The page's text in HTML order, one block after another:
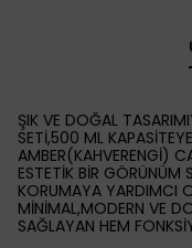
ŞIK VE DOĞAL
SETİ,500 ML
AMBER(KAHVERENGİ)
ESTETİK BİR GÖRÜNÜM
KORUMAYA YARDIMCI
MİNİMAL,MODERN VE
SAĞLAYAN HEM